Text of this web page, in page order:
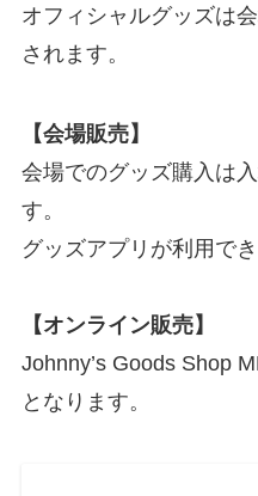
オフィシャルグッズは
されます。
【会場販売】
会場でのグッズ購入は
す。
グッズアプリが利用でき
【オンライン販売】
Johnny’s Goods Shop
となります。